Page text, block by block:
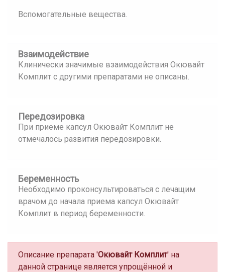
Вспомогательные вещества.
Взаимодействие
Клинически значимые взаимодействия Окювайт
Комплит с другими препаратами не описаны.
Передозировка
При приеме капсул Окювайт Комплит не
отмечалось развития передозировки.
Беременность
Необходимо проконсультироваться с лечащим
врачом до начала приема капсул Окювайт
Комплит в период беременности.
Описание препарата 'Окювайт Комплит' на
данной странице является упрощённой и